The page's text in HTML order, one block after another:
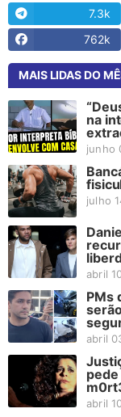
7.3k
762k
MAIS LIDAS DO
na
junho
julho
abril
PMs
abril
abril